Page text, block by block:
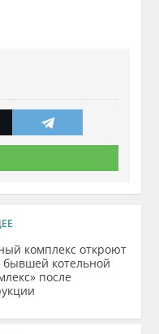
комплекс откроют
бывшей котельной
после